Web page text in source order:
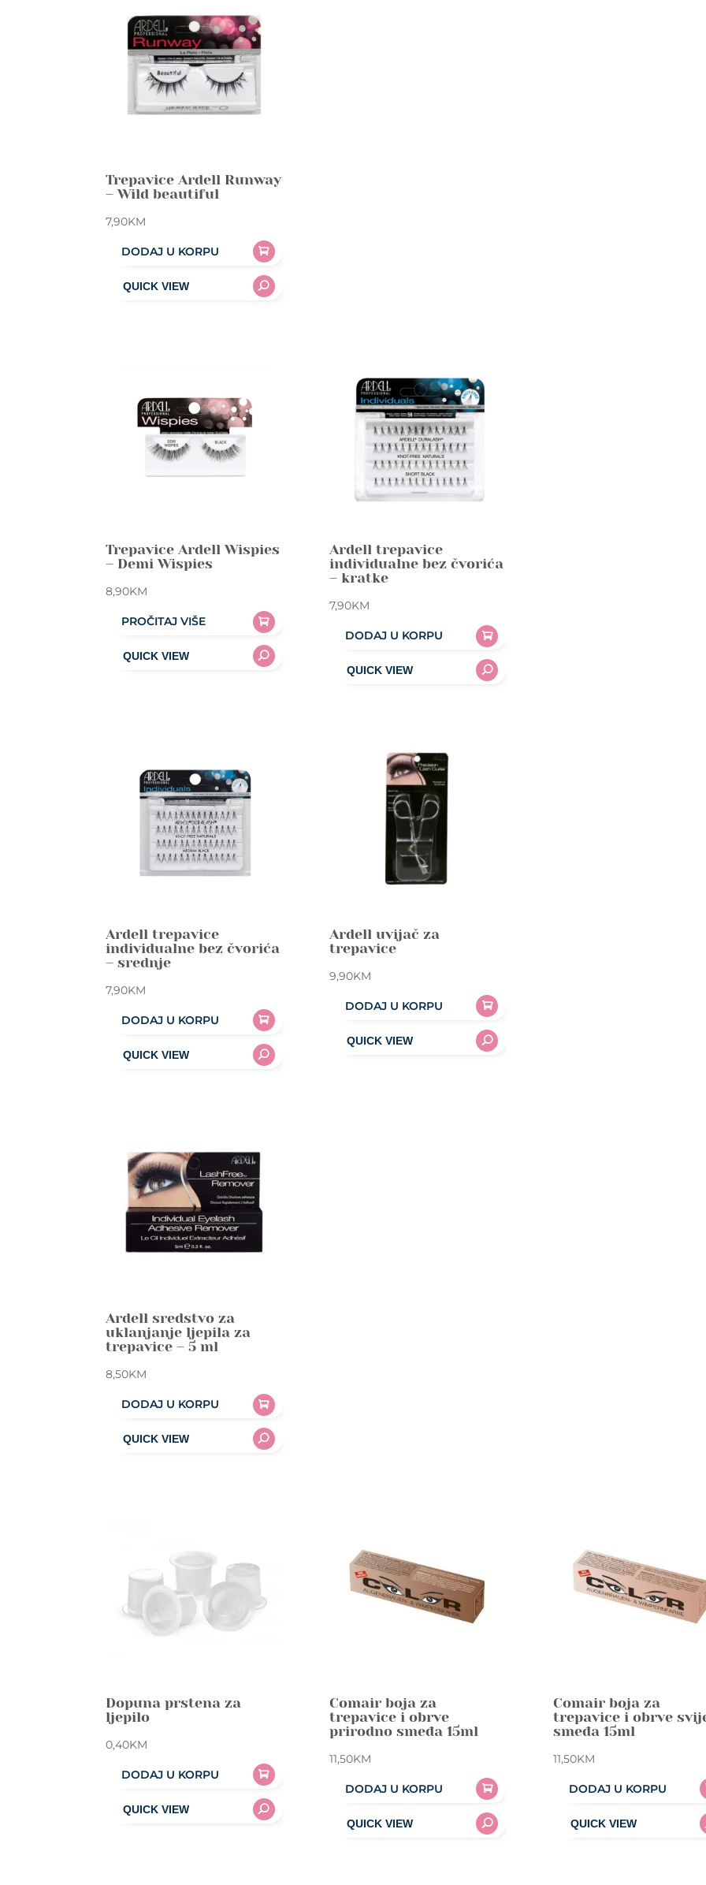
Trepavice Ardell Runway
– Wild beautiful
7,90KM
DODAJ U KORPU
Trepavice Ardell Wispies
– Demi Wispies
8,90KM
PROČITAJ VIŠE
Ardell trepavice
individualne bez čvorića
– kratke
7,90KM
DODAJ U KORPU
Ardell trepavice
individualne bez čvorića
– srednje
7,90KM
DODAJ U KORPU
Ardell uvijač za
trepavice
9,90KM
DODAJ U KORPU
Ardell sredstvo za
uklanjanje ljepila za
trepavice – 5 ml
8,50KM
DODAJ U KORPU
Dopuna prstena za
ljepilo
0,40KM
DODAJ U KORPU
Comair boja za
trepavice i obrve
prirodno smeđa 15ml
11,50KM
DODAJ U KORPU
Comair boja za
trepavice i obrve
smeđa 15ml
11,50KM
DODAJ U KORPU